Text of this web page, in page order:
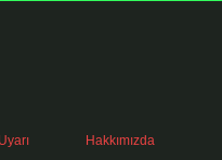
Hakkımızda